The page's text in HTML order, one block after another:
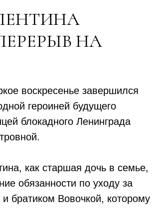
НА
воскресенье завершился
героиней будущего
блокадного Ленинграда
как старшая дочь в семье,
обязанности по уходу за
братиком Вовочкой, которому